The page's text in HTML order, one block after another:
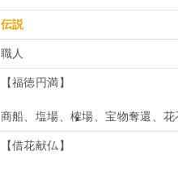
伝説
職人
【福徳円満】
商船、塩場、榷場、宝物奪還、
【借花献仏】